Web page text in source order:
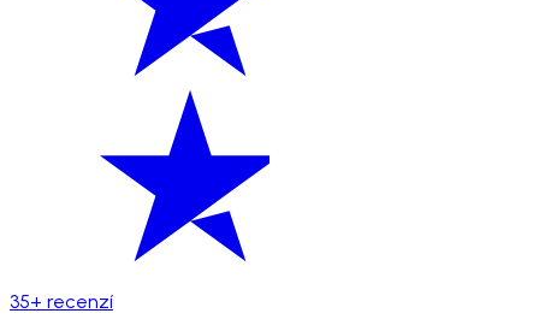
35+ recenzí